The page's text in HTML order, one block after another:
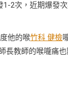
2次，近期爆發
他的喉竹科 健檢
長教師的喉嚨痛也